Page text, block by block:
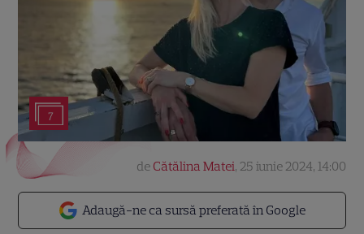
7
Adaugă-ne ca sursă preferată în Google
de Cătălina Matei, 25 iunie 2024, 14:00